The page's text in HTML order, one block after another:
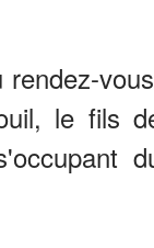
le fils